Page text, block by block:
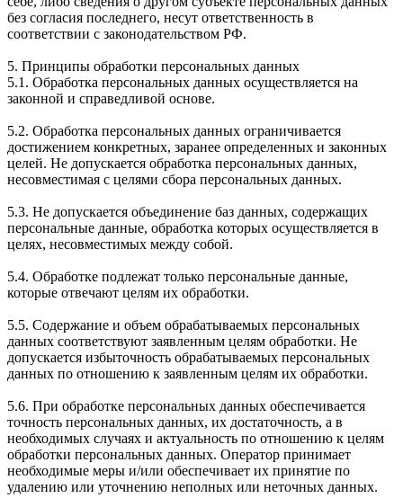
без согласия последнего, несут ответственность в
соответствии с законодательством РФ.
5. Принципы обработки персональных данных
5.1. Обработка персональных данных осуществляется на
законной и справедливой основе.
5.2. Обработка персональных данных ограничивается
достижением конкретных, заранее определенных и законных
целей. Не допускается обработка персональных данных,
несовместимая с целями сбора персональных данных.
5.3. Не допускается объединение баз данных, содержащих
персональные данные, обработка которых осуществляется в
целях, несовместимых между собой.
5.4. Обработке подлежат только персональные данные,
которые отвечают целям их обработки.
5.5. Содержание и объем обрабатываемых персональных
данных соответствуют заявленным целям обработки. Не
допускается избыточность обрабатываемых персональных
данных по отношению к заявленным целям их обработки.
5.6. При обработке персональных данных обеспечивается
точность персональных данных, их достаточность, а в
необходимых случаях и актуальность по отношению к целям
обработки персональных данных. Оператор принимает
необходимые меры и/или обеспечивает их принятие по
удалению или уточнению неполных или неточных данных.